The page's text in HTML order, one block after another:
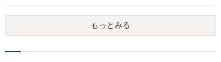
与の場合、就労するために必要だとされる経費を控除しています。 年
金の場合は、この控除をする必要がありませんので、 詳しい計算式は
割愛しますが、 単純な足し算をした部分の表よりも多い金額が妥当と
いうことになります。 ②婚姻費用は相当額の半分10万円しか出さない
もっとみる